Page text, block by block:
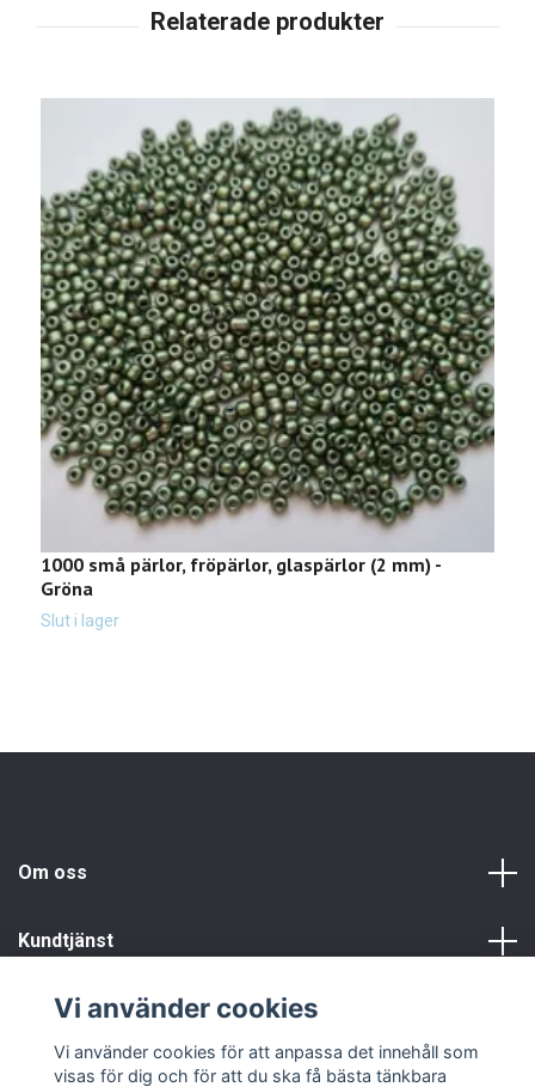
1000 små pärlor, fröpärlor, glaspärlor (2 mm) -
Gröna
Slut i lager
Om oss
Kundtjänst
Vi använder cookies
Vi använder cookies för att anpassa det innehåll som
visas för dig och för att du ska få bästa tänkbara